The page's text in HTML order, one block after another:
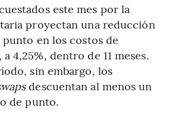
este mes por la
proyectan una reducción
en los costos de
4,25%, dentro de 11 meses.
sin embargo, los
descuentan al menos un
de punto.